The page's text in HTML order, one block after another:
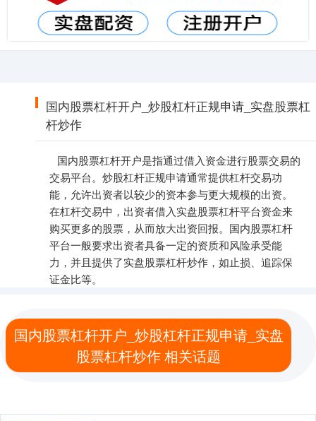
国内股票杠杆开户_炒股杠杆正规申请_实盘股票杠
杆炒作
国内股票杠杆开户是指通过借入资金进行股票交易的
交易平台。炒股杠杆正规申请通常提供杠杆交易功
能，允许出资者以较少的资本参与更大规模的出资。
在杠杆交易中，出资者借入实盘股票杠杆平台资金来
购买更多的股票，从而放大出资回报。国内股票杠杆
平台一般要求出资者具备一定的资质和风险承受能
力，并且提供了实盘股票杠杆炒作，如止损、追踪保
证金比等。
国内股票杠杆开户_炒股杠杆正规申请_实盘
股票杠杆炒作 相关话题